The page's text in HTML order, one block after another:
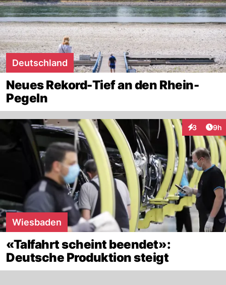
Deutschland
Neues Rekord-Tief an den Rhein-
Pegeln
3 9h
Wiesbaden
«Talfahrt scheint beendet»:
Deutsche Produktion steigt